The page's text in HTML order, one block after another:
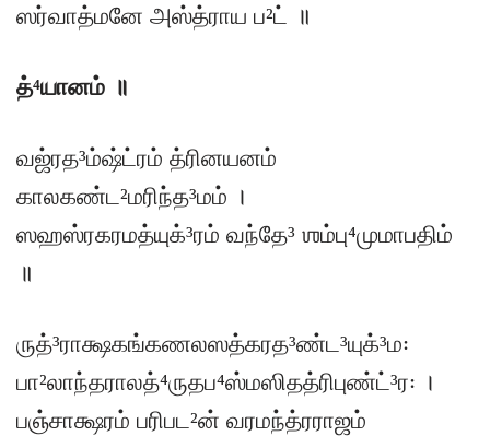
ஸர்வாத்மனே அஸ்த்ராய ப²ட் ॥
த்⁴யானம் ॥
வஜ்ரத³ம்ஷ்ட்ரம் த்ரினயனம்
காலகண்ட²மரிந்த³மம் ।
ஸஹஸ்ரகரமத்யுக்³ரம் வந்தே³ ஶம்பு⁴முமாபதிம்
॥
ருத்³ராக்ஷகங்கணலஸத்கரத³ண்ட³யுக்³ம꞉
பா²லாந்தராலத்⁴ருதப⁴ஸ்மஸிதத்ரிபுண்ட்³ர꞉ ।
பஞ்சாக்ஷரம் பரிபட²ன் வரமந்த்ரராஜம்